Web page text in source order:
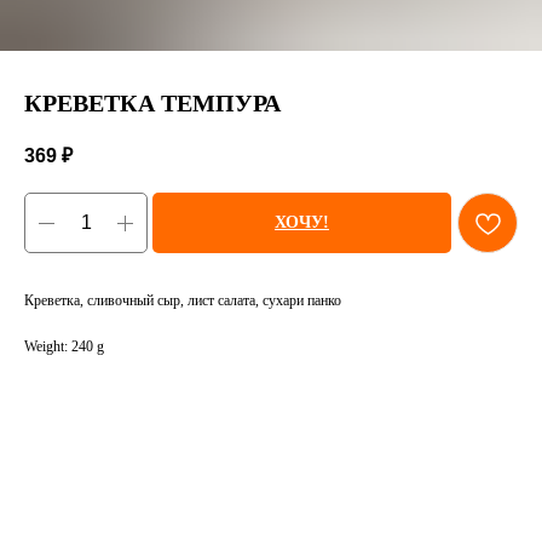
КРЕВЕТКА ТЕМПУРА
369 ₽
ХОЧУ!
Креветка, сливочный сыр, лист салата, сухари панко
Weight: 240 g